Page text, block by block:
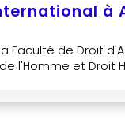
à
Faculté de Droit
l'Homme et